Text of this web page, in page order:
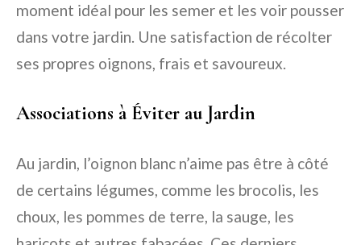
moment idéal pour les semer et les voir pousser
dans votre jardin. Une satisfaction de récolter
ses propres oignons, frais et savoureux.
Associations à Éviter au Jardin
Au jardin, l’oignon blanc n’aime pas être à côté
de certains légumes, comme les brocolis, les
choux, les pommes de terre, la sauge, les